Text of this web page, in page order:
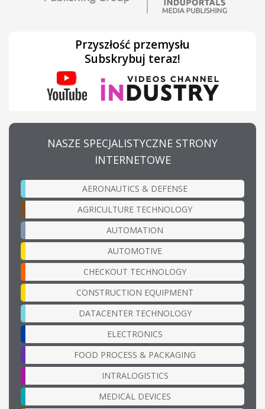
Przyszłość przemysłu
Subskrybuj teraz!
NASZE SPECJALISTYCZNE STRONY
INTERNETOWE
AERONAUTICS & DEFENSE
AGRICULTURE TECHNOLOGY
AUTOMATION
AUTOMOTIVE
CHECKOUT TECHNOLOGY
CONSTRUCTION EQUIPMENT
DATACENTER TECHNOLOGY
ELECTRONICS
FOOD PROCESS & PACKAGING
INTRALOGISTICS
MEDICAL DEVICES